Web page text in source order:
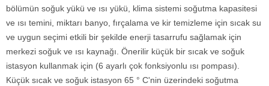
bölümün soğuk yükü ve ısı yükü, klima sistemi soğutma kapasitesi
ve ısı temini, miktarı banyo, fırçalama ve kir temizleme için sıcak su
ve uygun seçimi etkili bir şekilde enerji tasarrufu sağlamak için
merkezi soğuk ve ısı kaynağı. Önerilir küçük bir sıcak ve soğuk
istasyon kullanmak için (6 ayarlı çok fonksiyonlu ısı pompası).
Küçük sıcak ve soğuk istasyon 65 ° C'nin üzerindeki soğutma